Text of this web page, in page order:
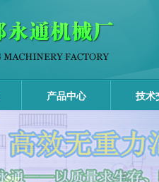
产品中心 技术